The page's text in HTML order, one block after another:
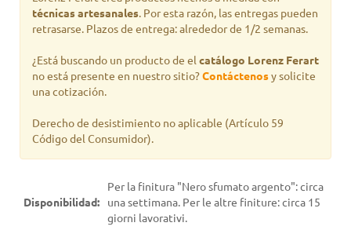
técnicas artesanales. Por esta razón, las entregas pueden
retrasarse. Plazos de entrega: alrededor de 1/2 semanas.
¿Está buscando un producto de el catálogo Lorenz Ferart
no está presente en nuestro sitio?Contáctenosy solicite
una cotización.
Derecho de desistimiento no aplicable (Artículo 59
Código del Consumidor).
Disponibilidad:
Per la finitura "Nero sfumato argento": circa
una settimana. Per le altre finiture: circa 15
giorni lavorativi.